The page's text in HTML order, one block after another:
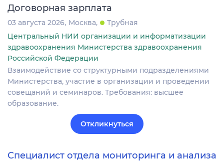
Договорная зарплата
03 августа 2026 Москва
Трубная
Центральный НИИ организации и информатизации
здравоохранения Министерства здравоохранения
Российской Федерации
Взаимодействие со структурными подразделениями
Министерства, участие в организации и проведении
совещаний и семинаров. Требования: высшее
образование.
Откликнуться
Специалист отдела мониторинга и анализа